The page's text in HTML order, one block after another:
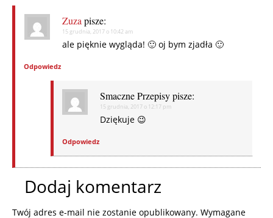
Zuzapisze:
15 grudnia, 2017 o 10:42 am
ale pięknie wygląda! 🙂 oj bym zjadła 🙂
Odpowiedz
Smaczne Przepisy pisze:
15 grudnia, 2017 o 12:17 pm
Dziękuje 😉
Odpowiedz
Dodaj komentarz
Twój adres e-mail nie zostanie opublikowany. Wymagane